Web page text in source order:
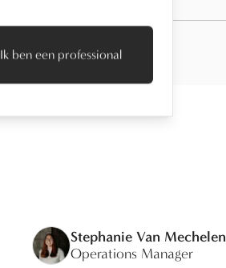
Stephanie Van Mechelen
Operations Manager
Ik ben een professional